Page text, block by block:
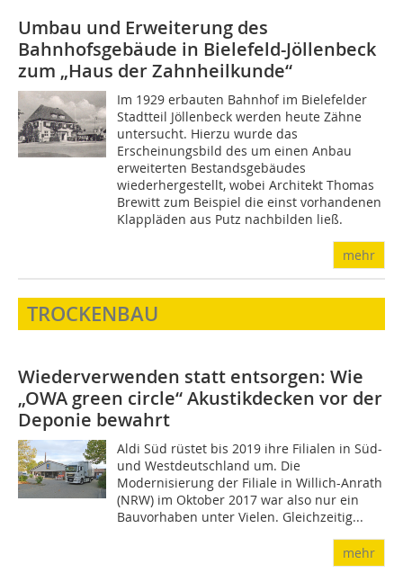
Umbau und Erweiterung des
Bahnhofsgebäude in Bielefeld-Jöllenbeck
zum „Haus der Zahnheilkunde“
Im 1929 erbauten Bahnhof im Bielefelder
Stadtteil Jöllenbeck werden heute Zähne
untersucht. Hierzu wurde das
Erscheinungsbild des um einen Anbau
erweiterten Bestandsgebäudes
wiederhergestellt, wobei Architekt Thomas
Brewitt zum Beispiel die einst vorhandenen
Klappläden aus Putz nachbilden ließ.
mehr
TROCKENBAU
Wiederverwenden statt entsorgen: Wie
„OWA green circle“ Akustikdecken vor der
Deponie bewahrt
Aldi Süd rüstet bis 2019 ihre Filia­len in Süd-
und West­deutschland um. Die
Modernisierung der Filiale in Willich-Anrath
(NRW) im Oktober 2017 war also nur ein
Bauvorhaben unter Vielen. Gleichzeitig...
mehr